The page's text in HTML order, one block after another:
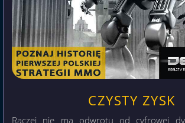
CZYSTY ZYSK
Raczej nie ma odwrotu od cyfrowej